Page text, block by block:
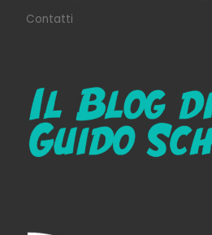
Contatti